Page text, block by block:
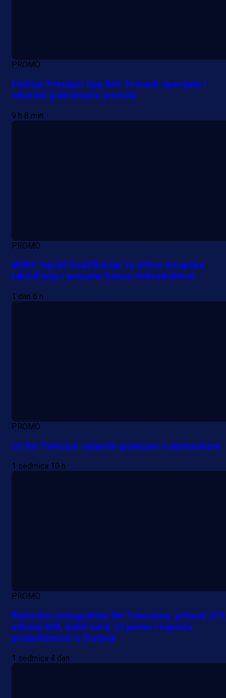
PROMO
Počinje Premijer liga BiH: Pronađi specijale i
iskoristi jedinstvenu ponudu
9 h 8 min
PROMO
MrBit: Isprati kvalifikacije za elitna evropska
takmičenja i preuzmi bonus dobrodošlice!
1 dan 6 h
PROMO
Uz BH Telecom ostanite povezani s domovinom
1 sedmica 10 h
PROMO
Rekordno polugodište BH Telecoma: prihodi
miliona KM, dobit veća 12 posto i najveća
produktivnost u historiji
1 sedmica 4 dan